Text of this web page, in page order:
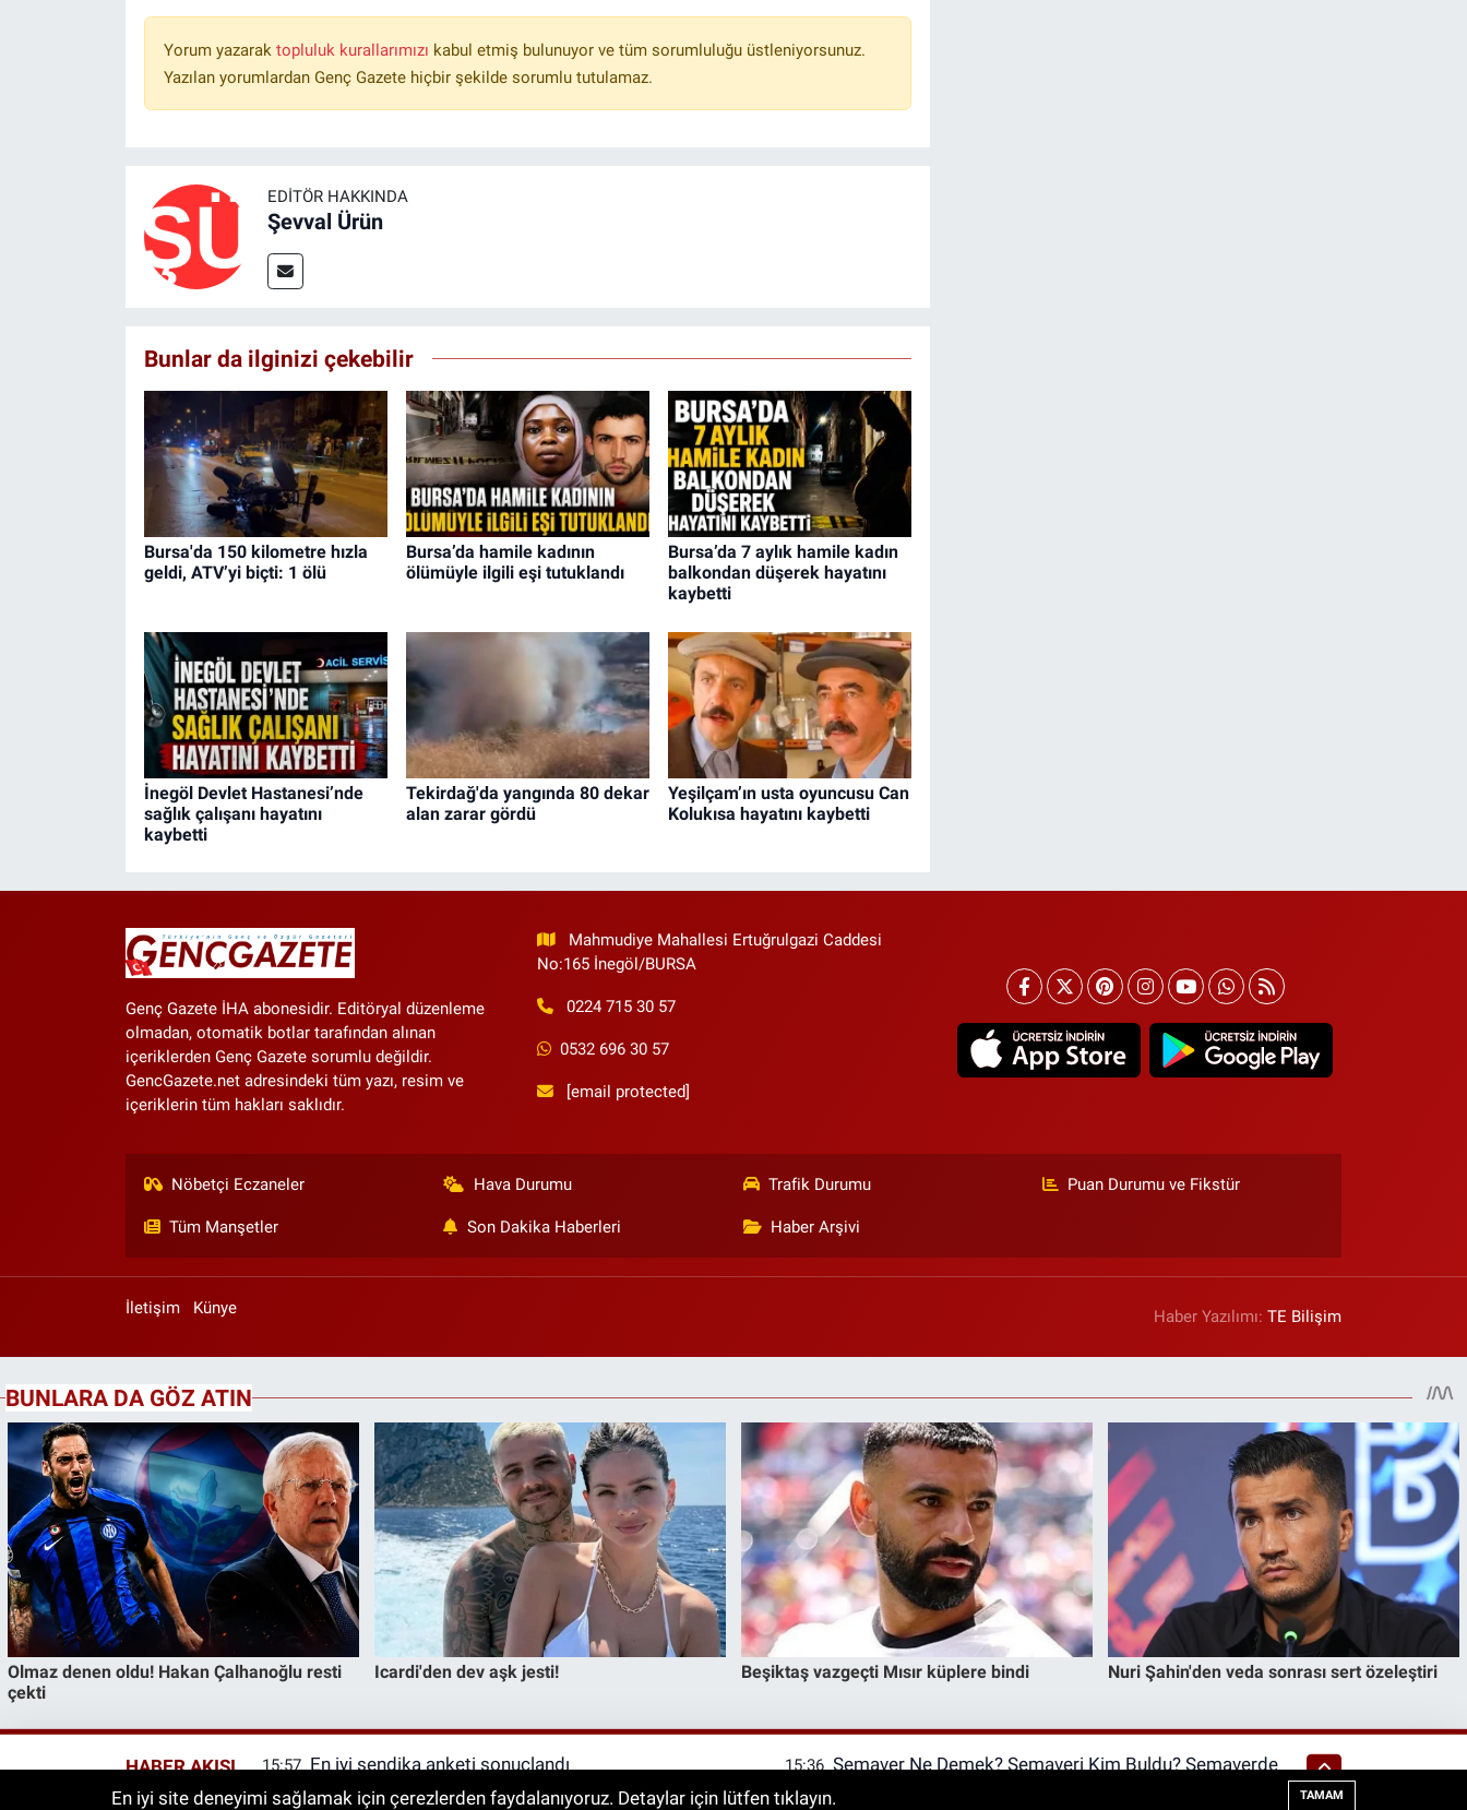
Yorum yazarak topluluk kurallarımızı kabul etmiş bulunuyor ve tüm sorumluluğu üstleniyorsunuz.
Yazılan yorumlardan Genç Gazete hiçbir şekilde sorumlu tutulamaz.
EDITÖR HAKKINDA
Şevval Ürün
Bunlar da ilginizi çekebilir
Bursa'da 150 kilometre hızla
geldi, ATV’yi biçti: 1 ölü
Bursa’da hamile kadının
ölümüyle ilgili eşi tutuklandı
Bursa’da 7 aylık hamile kadın
balkondan düşerek hayatını
kaybetti
İnegöl Devlet Hastanesi’nde
sağlık çalışanı hayatını
kaybetti
Tekirdağ'da yangında 80 dekar
alan zarar gördü
Yeşilçam’ın usta oyuncusu Can
Kolukısa hayatını kaybetti
Genç Gazete İHA abonesidir. Editöryal düzenleme
olmadan, otomatik botlar tarafından alınan
içeriklerden Genç Gazete sorumlu değildir.
GencGazete.net adresindeki tüm yazı, resim ve
içeriklerin tüm hakları saklıdır.
Mahmudiye Mahallesi Ertuğrulgazi Caddesi
No:165 İnegöl/BURSA
0224 715 30 57
0532 696 30 57
[email protected]
Nöbetçi Eczaneler Hava Durumu Trafik Durumu Puan Durumu ve Fikstür
Tüm Manşetler Son Dakika Haberleri Haber Arşivi
İletişim Künye Haber Yazılımı:TE Bilişim
En iyi site deneyimi sağlamak için çerezlerden faydalanıyoruz. Detaylar için lütfen tıklayın. TAMAM
HABER AKIŞI 15:57 En iyi sendika anketi sonuçlandı 15:36 Semaver Ne Demek? Semaveri Kim Buldu? Semaverde